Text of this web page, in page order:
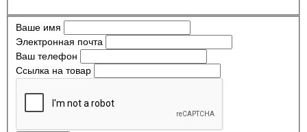
Ваше имя
Электронная почта
Ваш телефон
Ссылка на товар